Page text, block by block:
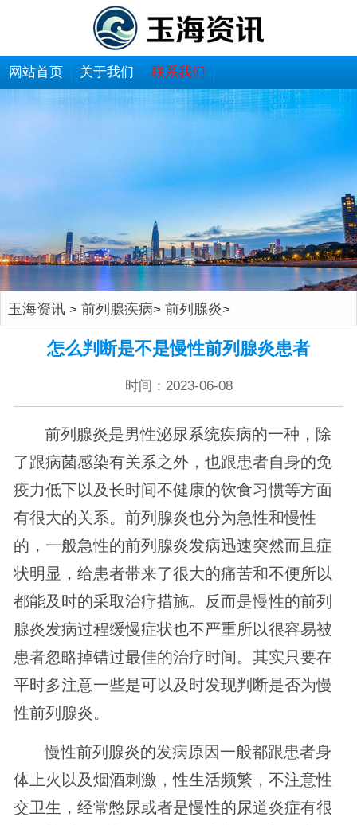
网站首页 关于我们 联系我们
玉海资讯> 前列腺疾病> 前列腺炎>
怎么判断是不是慢性前列腺炎患者
时间：2023-06-08
前列腺炎是男性泌尿系统疾病的一种，除
了跟病菌感染有关系之外，也跟患者自身的免
疫力低下以及长时间不健康的饮食习惯等方面
有很大的关系。前列腺炎也分为急性和慢性
的，一般急性的前列腺炎发病迅速突然而且症
状明显，给患者带来了很大的痛苦和不便所以
都能及时的采取治疗措施。反而是慢性的前列
腺炎发病过程缓慢症状也不严重所以很容易被
患者忽略掉错过最佳的治疗时间。其实只要在
平时多注意一些是可以及时发现判断是否为慢
性前列腺炎。
慢性前列腺炎的发病原因一般都跟患者身
体上火以及烟酒刺激，性生活频繁，不注意性
交卫生，经常憋尿或者是慢性的尿道炎症有很